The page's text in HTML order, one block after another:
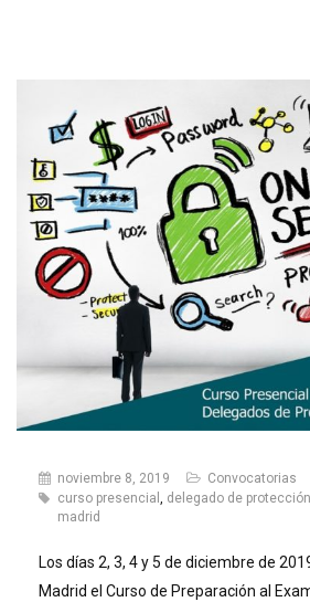
noviembre 8, 2019
Convocatorias
curso presencial , delegado de
madrid
Los días 2, 3, 4 y 5 de diciembre de
Madrid el Curso de Preparación al